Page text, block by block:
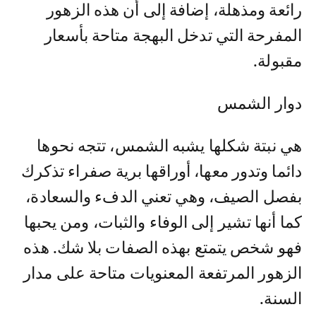
رائعة ومذهلة، إضافة إلى أن هذه الزهور
المفرحة التي تدخل البهجة متاحة بأسعار
مقبولة.
دوار الشمس
هي نبتة شكلها يشبه الشمس، تتجه نحوها
دائما وتدور معها، أوراقها برية صفراء تذكرك
بفصل الصيف، وهي تعني الدفء والسعادة،
كما أنها تشير إلى الوفاء والثبات، ومن يحبها
فهو شخص يتمتع بهذه الصفات بلا شك. هذه
الزهور المرتفعة المعنويات متاحة على مدار
السنة.